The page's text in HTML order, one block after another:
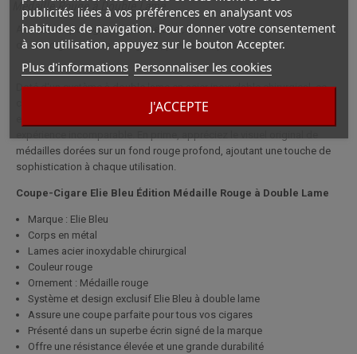
publicités liées à vos préférences en analysant vos
habitudes de navigation. Pour donner votre consentement
à son utilisation, appuyez sur le bouton Accepter.
Plus d'informations Personnaliser les cookies
J'ACCEPTE
Médaille Rouge à Double Lame
Avec le coupe-cigare signé Elie Bleu, libérez les arômes et les saveurs
de vos cigares en un seul geste, précis et rapide.
Doté d'un système à double lame en acier inoxydable chirurgical, ce
coupe-cigare garantit une coupe nette et sans effort. Son design
médailles dorées sur un fond rouge profond, ajoutant une touche de
sophistication à chaque utilisation.
Coupe-Cigare Elie Bleu Édition Médaille Rouge à Double Lame
Marque : Elie Bleu
Corps en métal
Lames acier inoxydable chirurgical
Couleur rouge
Ornement : Médaille rouge
Système et design exclusif Elie Bleu à double lame
Assure une coupe parfaite pour tous vos cigares
Présenté dans un superbe écrin signé de la marque
Offre une résistance élevée et une grande durabilité